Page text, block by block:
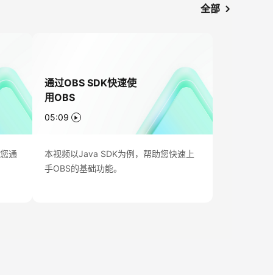
全部
通
通过OBS SDK快速使
用OBS
05:09
本视频以Java SDK为例，帮助您快速上
手OBS的基础功能。